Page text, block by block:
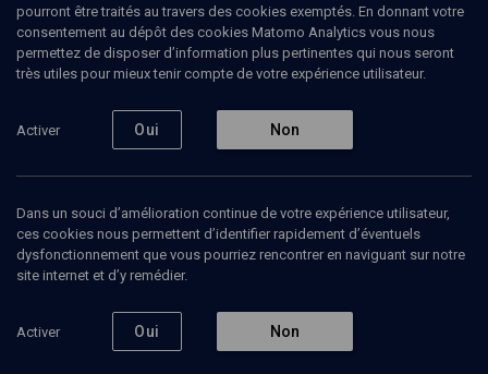
Vidéos 1
de la
Diaspora
Diaspora
Archives
(2/3)
HISTOIRE
Appropriations collectives
d'archives dispersées
pourront être traités au travers des cookies exemptés. En donnant votre
consentement au dépôt des cookies Matomo Analytics vous nous
permettez de disposer d’information plus pertinentes qui nous seront
très utiles pour mieux tenir compte de votre expérience utilisateur.
Activer Oui Non
Dans un souci d’amélioration continue de votre expérience utilisateur,
ces cookies nous permettent d’identifier rapidement d’éventuels
dysfonctionnement que vous pourriez rencontrer en naviguant sur notre
site internet et d’y remédier.
Activer Oui Non